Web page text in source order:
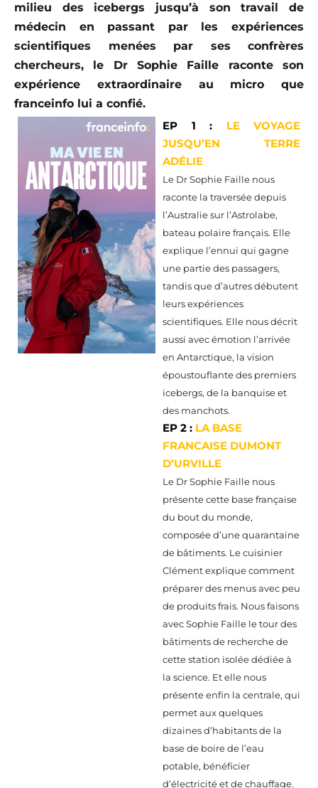
milieu des icebergs jusqu’à son travail de
médecin en passant par les expériences
scientifiques menées par ses confrères
chercheurs, le Dr Sophie Faille raconte son
expérience extraordinaire au micro que
franceinfo lui a confié.
EP 1 : LE VOYAGE
JUSQU’EN TERRE
ADÉLIE
Le Dr Sophie Faille nous
raconte la traversée depuis
l’Australie sur l’Astrolabe,
bateau polaire français. Elle
explique l’ennui qui gagne
une partie des passagers,
tandis que d’autres débutent
leurs expériences
scientifiques. Elle nous décrit
aussi avec émotion l’arrivée
en Antarctique, la vision
époustouflante des premiers
icebergs, de la banquise et
des manchots.
EP 2 : LA BASE
FRANCAISE DUMONT
D’URVILLE
Le Dr Sophie Faille nous
présente cette base française
du bout du monde,
composée d’une quarantaine
de bâtiments. Le cuisinier
Clément explique comment
préparer des menus avec peu
de produits frais. Nous faisons
avec Sophie Faille le tour des
bâtiments de recherche de
cette station isolée dédiée à
la science. Et elle nous
présente enfin la centrale, qui
permet aux quelques
dizaines d’habitants de la
base de boire de l’eau
potable, bénéficier
d’électricité et de chauffage.